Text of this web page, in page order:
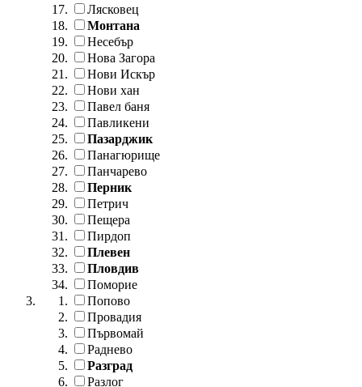
Лясковец
Монтана
Несебър
Нова Загора
Нови Искър
Нови хан
Павел баня
Павликени
Пазарджик
Панагюрище
Панчарево
Перник
Петрич
Пещера
Пирдоп
Плевен
Пловдив
Поморие
Попово
Провадия
Първомай
Раднево
Разград
Разлог